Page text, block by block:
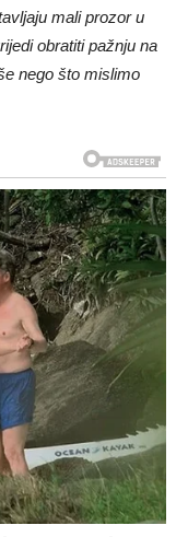
mali prozor u
obratiti pažnju na
nego što mislimo